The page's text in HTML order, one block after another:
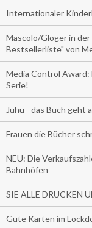
Internationaler
Mascolo/Gloger in
Bestsellerliste" von
Media Control Award:
Serie!
Juhu - das Buch geht
Frauen die Bücher
NEU: Die
Bahnhöfen
SIE ALLE DRUCKEN
Gute Karten im